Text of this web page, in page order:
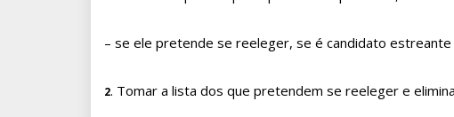
– se ele pretende se reeleger, se é candidato
2. Tomar a lista dos que pretendem se reeleger e